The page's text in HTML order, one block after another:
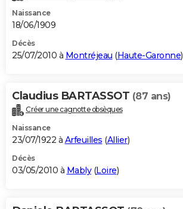
Naissance
18/06/1909
Décès
25/07/2010 à Montréjeau (Haute-Garonne)
Claudius BARTASSOT (87 ans)
Créer une cagnotte obsèques
Naissance
23/07/1922 à Arfeuilles (Allier)
Décès
03/05/2010 à Mably(Loire)